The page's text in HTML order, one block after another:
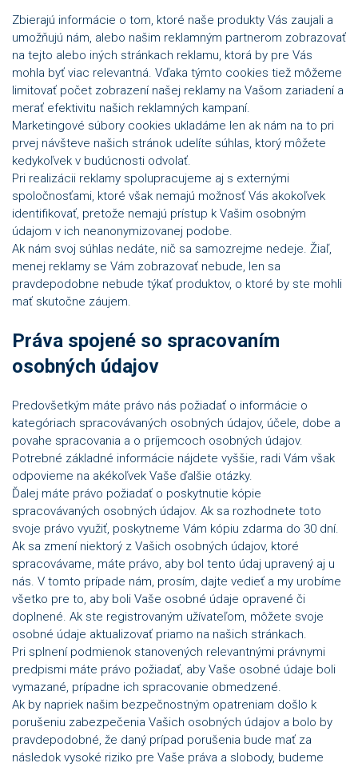
Zbierajú informácie o tom, ktoré naše produkty Vás zaujali a
umožňujú nám, alebo našim reklamným partnerom zobrazovať
na tejto alebo iných stránkach reklamu, ktorá by pre Vás
mohla byť viac relevantná. Vďaka týmto cookies tiež môžeme
limitovať počet zobrazení našej reklamy na Vašom zariadení a
merať efektivitu našich reklamných kampaní.
Marketingové súbory cookies ukladáme len ak nám na to pri
prvej návšteve našich stránok udelíte súhlas, ktorý môžete
kedykoľvek v budúcnosti odvolať.
Pri realizácii reklamy spolupracujeme aj s externými
spoločnosťami, ktoré však nemajú možnosť Vás akokoľvek
identifikovať, pretože nemajú prístup k Vašim osobným
údajom v ich neanonymizovanej podobe.
Ak nám svoj súhlas nedáte, nič sa samozrejme nedeje. Žiaľ,
menej reklamy se Vám zobrazovať nebude, len sa
pravdepodobne nebude týkať produktov, o ktoré by ste mohli
mať skutočne záujem.
Práva spojené so spracovaním
osobných údajov
Predovšetkým máte právo nás požiadať o informácie o
kategóriach spracovávaných osobných údajov, účele, dobe a
povahe spracovania a o príjemcoch osobných údajov.
Potrebné základné informácie nájdete vyššie, radi Vám však
odpovieme na akékoľvek Vaše ďalšie otázky.
Ďalej máte právo požiadať o poskytnutie kópie
spracovávaných osobných údajov. Ak sa rozhodnete toto
svoje právo využiť, poskytneme Vám kópiu zdarma do 30 dní.
Ak sa zmení niektorý z Vašich osobných údajov, ktoré
spracovávame, máte právo, aby bol tento údaj upravený aj u
nás. V tomto prípade nám, prosím, dajte vedieť a my urobíme
všetko pre to, aby boli Vaše osobné údaje opravené či
doplnené. Ak ste registrovaným užívateľom, môžete svoje
osobné údaje aktualizovať priamo na našich stránkach.
Pri splnení podmienok stanovených relevantnými právnymi
predpismi máte právo požiadať, aby Vaše osobné údaje boli
vymazané, prípadne ich spracovanie obmedzené.
Ak by napriek našim bezpečnostným opatreniam došlo k
porušeniu zabezpečenia Vašich osobných údajov a bolo by
pravdepodobné, že daný prípad porušenia bude mať za
následok vysoké riziko pre Vaše práva a slobody, budeme